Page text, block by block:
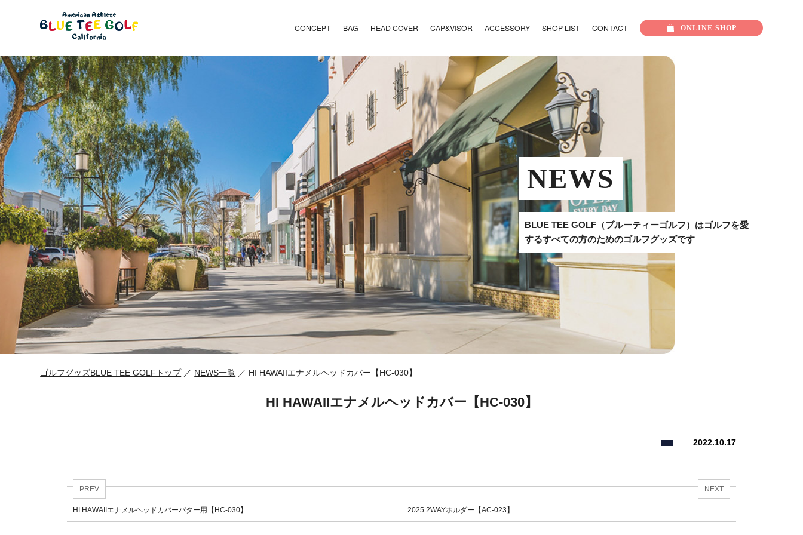
CONCEPT BAG HEAD COVER CAP&VISOR ACCESSORY SHOP LIST CONTACT ONLINE SHOP
NEWS
BLUE TEE GOLF（ブルーティーゴルフ）はゴルフを愛
するすべての方のためのゴルフグッズです
ゴルフグッズBLUE TEE GOLFトップ ／ NEWS一覧 ／ HI HAWAIIエナメルヘッドカバー【HC-030】
HI HAWAIIエナメルヘッドカバー【HC-030】
2022.10.17
PREV
HI HAWAIIエナメルヘッドカバーパター用【HC-030】
NEXT
2025 2WAYホルダー【AC-023】